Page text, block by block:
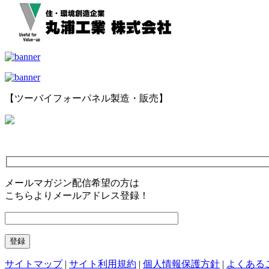
【ツーバイフォーパネル製造・販売】
メールマガジン配信希望の方は
こちらよりメールアドレス登録！
サイトマップ サイト利用規約 個人情報保護方針 よくある